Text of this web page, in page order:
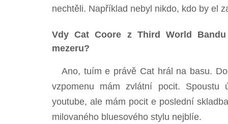
nechtěli. Například nebyl nikdo, kdo by el
Vdy Cat Coore z Third World
mezeru?
Ano, tuím e právě Cat hrál na basu.
vzpomenu mám zvlátní pocit. Spoustu
youtube, ale mám pocit e poslední
milovaného bluesového stylu nejblíe.